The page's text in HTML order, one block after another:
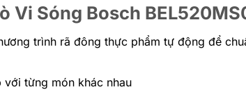
Vi Sóng Bosch
trình rã đông thực phẩm tự động để
từng món khác nhau